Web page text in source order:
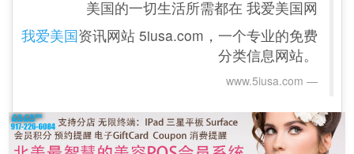
美国的一切生活所需都在 我爱美国网
我爱美国资讯网站 5iusa.com，一个专业的免费
分类信息网站。
www.5iusa.com‎